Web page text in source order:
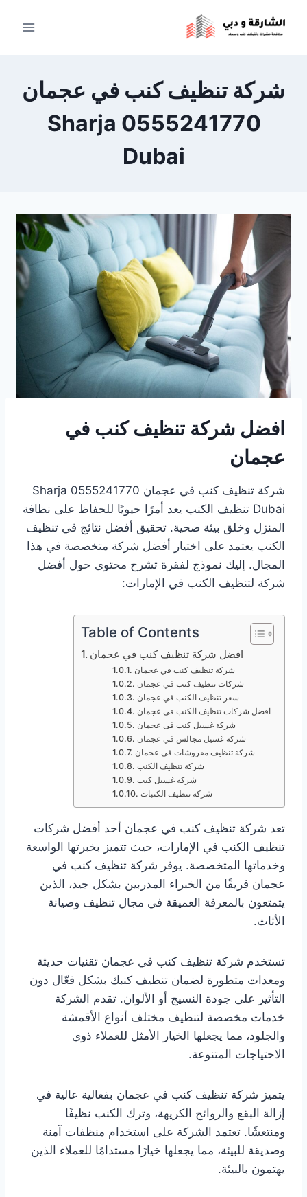
شركة تنظيف كنب في عجمان
0555241770 Sharja
Dubai
افضل شركة تنظيف كنب في
عجمان
شركة تنظيف كنب في عجمان 0555241770 Sharja
Dubai تنظيف الكنب يعد أمرًا حيويًا للحفاظ على نظافة
المنزل وخلق بيئة صحية. تحقيق أفضل نتائج في تنظيف
الكنب يعتمد على اختيار أفضل شركة متخصصة في هذا
المجال. إليك نموذج لفقرة تشرح محتوى حول أفضل
شركة لتنظيف الكنب في الإمارات:
Table of Contents
افضل شركة تنظيف كنب في عجمان
شركة تنظيف كنب في عجمان
شركات تنظيف كنب في عجمان
سعر تنظيف الكنب في عجمان
افضل شركات تنظيف الكنب في عجمان
شركة غسيل كنب فى عجمان
شركة غسيل مجالس في عجمان
شركة تنظيف مفروشات في عجمان
شركة تنظيف الكنب
تعد شركة تنظيف كنب في عجمان أحد أفضل شركات
تنظيف الكنب في الإمارات، حيث تتميز بخبرتها الواسعة
وخدماتها المتخصصة. يوفر شركة تنظيف كنب في
عجمان فريقًا من الخبراء المدربين بشكل جيد، الذين
يتمتعون بالمعرفة العميقة في مجال تنظيف وصيانة
الأثاث.
تستخدم شركة تنظيف كنب في عجمان تقنيات حديثة
ومعدات متطورة لضمان تنظيف كنبك بشكل فعّال دون
التأثير على جودة النسيج أو الألوان. تقدم الشركة
خدمات مخصصة لتنظيف مختلف أنواع الأقمشة
والجلود، مما يجعلها الخيار الأمثل للعملاء ذوي
الاحتياجات المتنوعة.
يتميز شركة تنظيف كنب في عجمان بفعالية عالية في
إزالة البقع والروائح الكريهة، وترك الكنب نظيفًا
ومنتعشًا. تعتمد الشركة على استخدام منظفات آمنة
وصديقة للبيئة، مما يجعلها خيارًا مستدامًا للعملاء الذين
يهتمون بالبيئة.